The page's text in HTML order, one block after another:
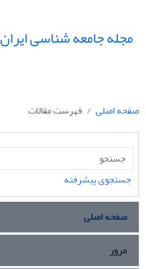
مجله جامعه شناسی ایران
صفحه اصلی
فهرست مقالات
جستجوی پیشرفته
صفحه اصلی
مرور